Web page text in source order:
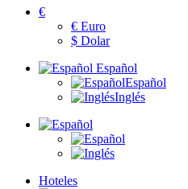
€
€ Euro
$ Dolar
Español
Español
Inglés
Hoteles